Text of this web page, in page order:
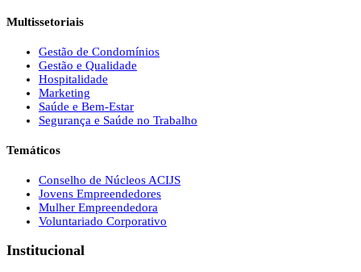
Multissetoriais
Gestão de Condomínios
Gestão e Qualidade
Hospitalidade
Marketing
Saúde e Bem-Estar
Segurança e Saúde no Trabalho
Temáticos
Conselho de Núcleos ACIJS
Jovens Empreendedores
Mulher Empreendedora
Voluntariado Corporativo
Institucional